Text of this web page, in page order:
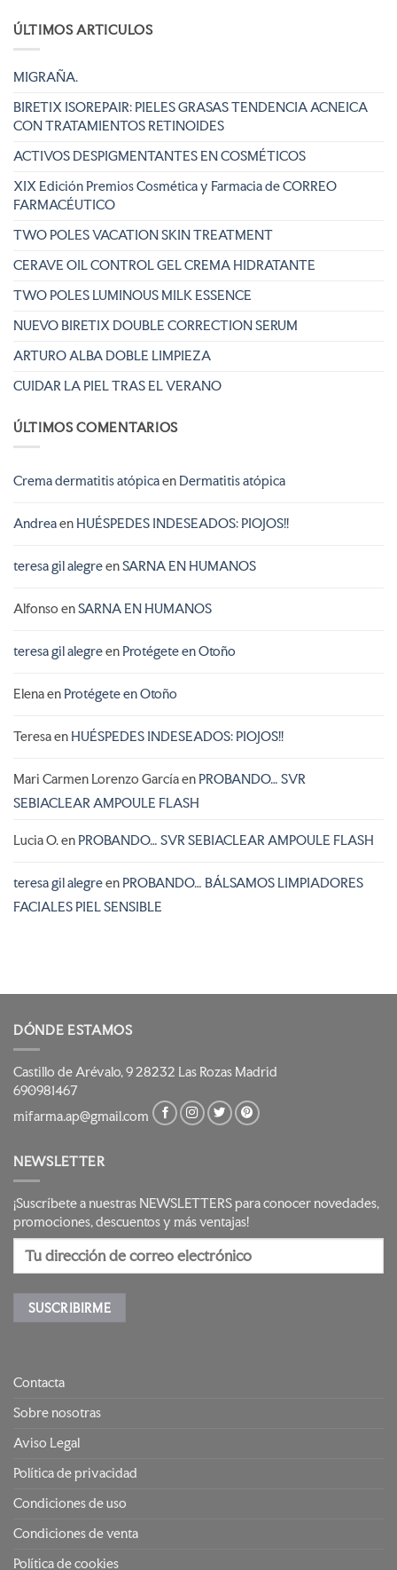
ÚLTIMOS ARTICULOS
MIGRAÑA.
BIRETIX ISOREPAIR: PIELES GRASAS TENDENCIA ACNEICA
CON TRATAMIENTOS RETINOIDES
ACTIVOS DESPIGMENTANTES EN COSMÉTICOS
XIX Edición Premios Cosmética y Farmacia de CORREO
FARMACÉUTICO
TWO POLES VACATION SKIN TREATMENT
CERAVE OIL CONTROL GEL CREMA HIDRATANTE
TWO POLES LUMINOUS MILK ESSENCE
NUEVO BIRETIX DOUBLE CORRECTION SERUM
ARTURO ALBA DOBLE LIMPIEZA
CUIDAR LA PIEL TRAS EL VERANO
ÚLTIMOS COMENTARIOS
Crema dermatitis atópicaen Dermatitis atópica
Andreaen HUÉSPEDES INDESEADOS: PIOJOS!!
teresa gil alegreenSARNA EN HUMANOS
Alfonso enSARNA EN HUMANOS
teresa gil alegreen Protégete en Otoño
Elenaen Protégete en Otoño
Teresaen HUÉSPEDES INDESEADOS: PIOJOS!!
Mari Carmen Lorenzo Garcíaen PROBANDO… SVR
SEBIACLEAR AMPOULE FLASH
Lucia O.en PROBANDO… SVR SEBIACLEAR AMPOULE FLASH
teresa gil alegreen PROBANDO… BÁLSAMOS LIMPIADORES
FACIALES PIEL SENSIBLE
DÓNDE ESTAMOS
Castillo de Arévalo, 9 28232 Las Rozas Madrid
690981467
mifarma.ap@gmail.com
NEWSLETTER
¡Suscríbete a nuestras NEWSLETTERS para conocer novedades,
promociones, descuentos y más ventajas!
Contacta
Sobre nosotras
Aviso Legal
Política de privacidad
Condiciones de uso
Condiciones de venta
Política de cookies